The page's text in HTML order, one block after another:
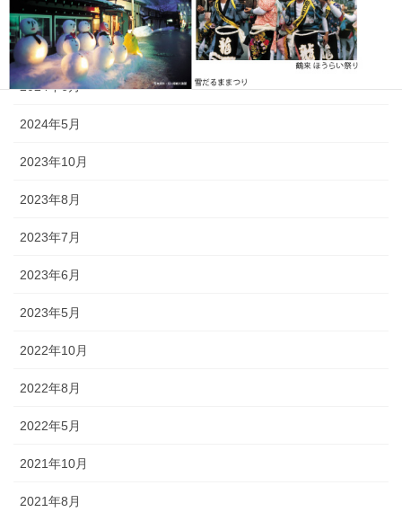
2024年11月
2024年9月
2024年6月
2024年5月
2023年10月
2023年8月
2023年7月
2023年6月
2023年5月
2022年10月
2022年8月
2022年5月
2021年10月
2021年8月
り」、「手取火まつり」、「鳥越一向一揆まつり」、「加賀獅子
ほうらいまつり」や「美川おかえり祭り」等のほか、雪や自然、豊
かな食材をテーマにした祭りもたくさん。